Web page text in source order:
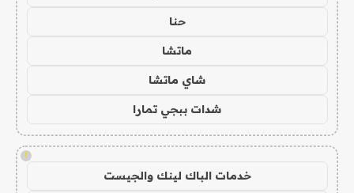
حنا
ماتشا
شاي ماتشا
شدات ببجي تمارا
!
خدمات الباك لينك والجيست